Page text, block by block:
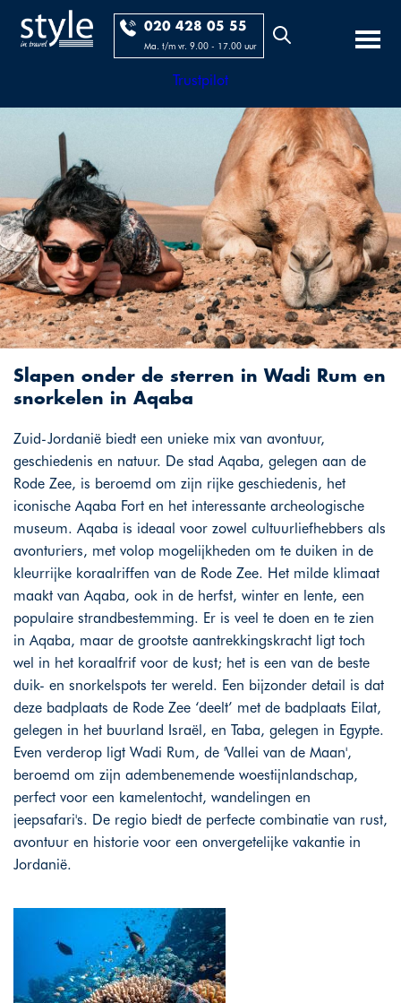
020 428 05 55
Ma. t/m vr. 9.00 - 17.00 uur
Trustpilot
Slapen onder de sterren in Wadi Rum en
snorkelen in Aqaba
Zuid-Jordanië biedt een unieke mix van avontuur,
geschiedenis en natuur. De stad Aqaba, gelegen aan de
Rode Zee, is beroemd om zijn rijke geschiedenis, het
iconische Aqaba Fort en het interessante archeologische
museum. Aqaba is ideaal voor zowel cultuurliefhebbers als
avonturiers, met volop mogelijkheden om te duiken in de
kleurrijke koraalriffen van de Rode Zee. Het milde klimaat
maakt van Aqaba, ook in de herfst, winter en lente, een
populaire strandbestemming. Er is veel te doen en te zien
in Aqaba, maar de grootste aantrekkingskracht ligt toch
wel in het koraalfrif voor de kust; het is een van de beste
duik- en snorkelspots ter wereld. Een bijzonder detail is dat
deze badplaats de Rode Zee ‘deelt’ met de badplaats Eilat,
gelegen in het buurland Israël, en Taba, gelegen in Egypte.
Even verderop ligt Wadi Rum, de 'Vallei van de Maan',
beroemd om zijn adembenemende woestijnlandschap,
perfect voor een kamelentocht, wandelingen en
jeepsafari's. De regio biedt de perfecte combinatie van rust,
avontuur en historie voor een onvergetelijke vakantie in
Jordanië.